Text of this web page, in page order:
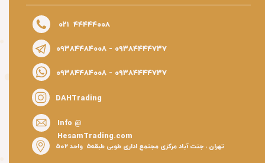
۰۲۱ ۴۴۴۴۴۰۰۸
۰۹۳۸۴۴۸۴۰۰۸ - ۰۹۳۸۴۴۴۴۷۳۷
DAHTrading
Info @
HesamTrading.com
تهران ، جنت آباد مرکزی مجتمع اداری طوبی طبقه۵ واحد ۵۰۲
۰۹۳۸۴۴۸۴۰۰۸ - ۰۹۳۸۴۴۴۴۷۳۷